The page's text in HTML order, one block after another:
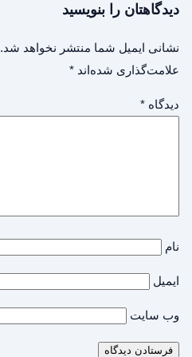
دیدگاهتان را بنویسید
نشانی ایمیل شما منتشر نخواهد شد.
علامت‌گذاری شده‌اند *
دیدگاه *
نام
ایمیل
وب‌ سایت